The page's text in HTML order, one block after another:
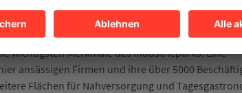
24-Stunden-Betrieb, rasche
wichtigsten Merkmale des Industrieparks. Eine
ansässigen Firmen und ihre über 5000
Flächen für Nahversorgung und